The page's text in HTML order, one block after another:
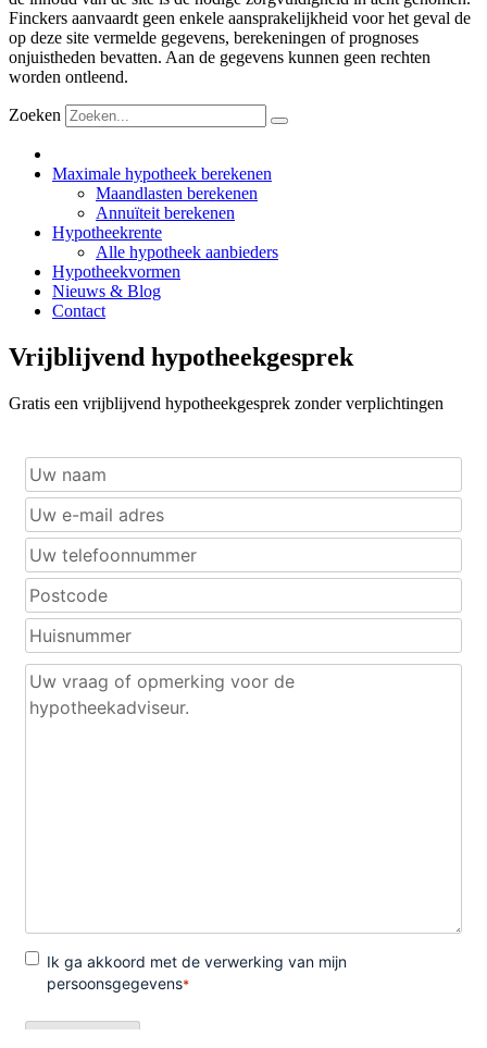
Finckers aanvaardt geen enkele aansprakelijkheid voor het geval de
op deze site vermelde gegevens, berekeningen of prognoses
onjuistheden bevatten. Aan de gegevens kunnen geen rechten
worden ontleend.
Zoeken
Maximale hypotheek berekenen
Maandlasten berekenen
Annuïteit berekenen
Hypotheekrente
Alle hypotheek aanbieders
Hypotheekvormen
Nieuws & Blog
Contact
Vrijblijvend hypotheekgesprek
Gratis een vrijblijvend hypotheekgesprek zonder verplichtingen